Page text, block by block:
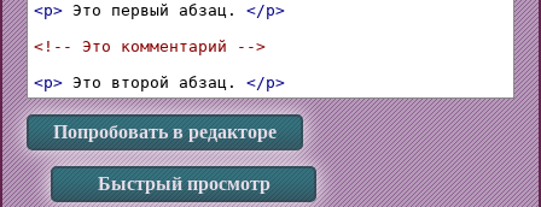
<p> Это первый абзац. </p>
<!-- Это комментарий -->
<p> Это второй абзац. </p>
Попробовать в редакторе
Быстрый просмотр